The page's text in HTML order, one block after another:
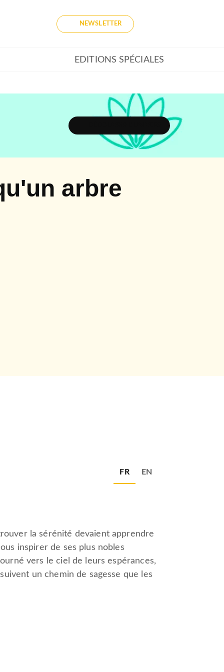
NEWSLETTER
EDITIONS SPÉCIALES
arbre
FR EN
la sérénité devaient apprendre
inspirer de ses plus nobles
vers le ciel de leurs espérances,
un chemin de sagesse que les